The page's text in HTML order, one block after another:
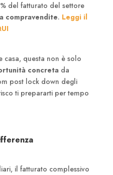
del fatturato del settore
compravendite. Leggi il
casa, questa non è solo
concretada
post lock down degli
ti prepararti per tempo
il fatturato complessivo